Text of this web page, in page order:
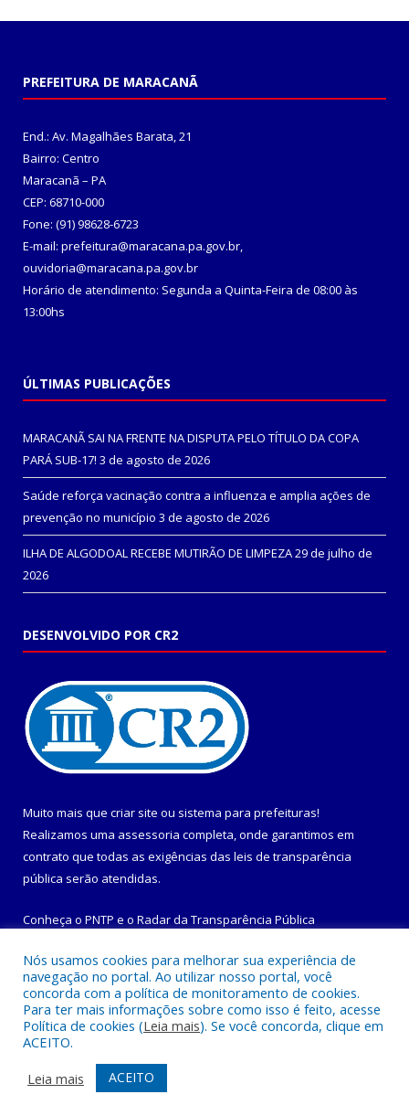
PREFEITURA DE MARACANÃ
End.: Av. Magalhães Barata, 21
Bairro: Centro
Maracanã – PA
CEP: 68710-000
Fone: (91) 98628-6723
E-mail: prefeitura@maracana.pa.gov.br,
ouvidoria@maracana.pa.gov.br
Horário de atendimento: Segunda a Quinta-Feira de 08:00 às
13:00hs
ÚLTIMAS PUBLICAÇÕES
MARACANÃ SAI NA FRENTE NA DISPUTA PELO TÍTULO DA COPA
PARÁ SUB-17! 3 de agosto de 2026
Saúde reforça vacinação contra a influenza e amplia ações de
prevenção no município 3 de agosto de 2026
ILHA DE ALGODOAL RECEBE MUTIRÃO DE LIMPEZA29 de julho de
2026
DESENVOLVIDO POR CR2
Muito mais que criar site ou sistema para prefeituras!
Realizamos uma assessoria completa, onde garantimos em
contrato que todas as exigências das leis de transparência
pública serão atendidas.
Conheça o PNTP e o Radar da Transparência Pública
Todos os direitos reservados a Prefeitura Municipal de
Maracanã.
Mapa do Site
Acessar Área Administrativa
Acessar Webmail
Nós usamos cookies para melhorar sua experiência de
navegação no portal. Ao utilizar nosso portal, você
concorda com a política de monitoramento de cookies.
Para ter mais informações sobre como isso é feito, acesse
Política de cookies (Leia mais). Se você concorda, clique em
ACEITO.
Leia mais
ACEITO